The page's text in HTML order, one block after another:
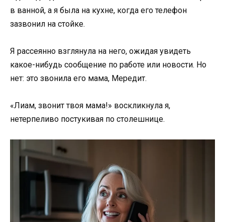
в ванной, а я была на кухне, когда его телефон
зазвонил на стойке.
Я рассеянно взглянула на него, ожидая увидеть
какое-нибудь сообщение по работе или новости. Но
нет: это звонила его мама, Мередит.
«Лиам, звонит твоя мама!» воскликнула я,
нетерпеливо постукивая по столешнице.